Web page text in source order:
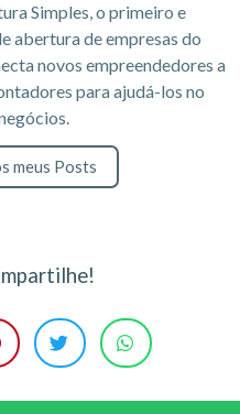
Simples, o primeiro e
abertura de empresas do
novos empreendedores a
para ajudá-los no
meus Posts